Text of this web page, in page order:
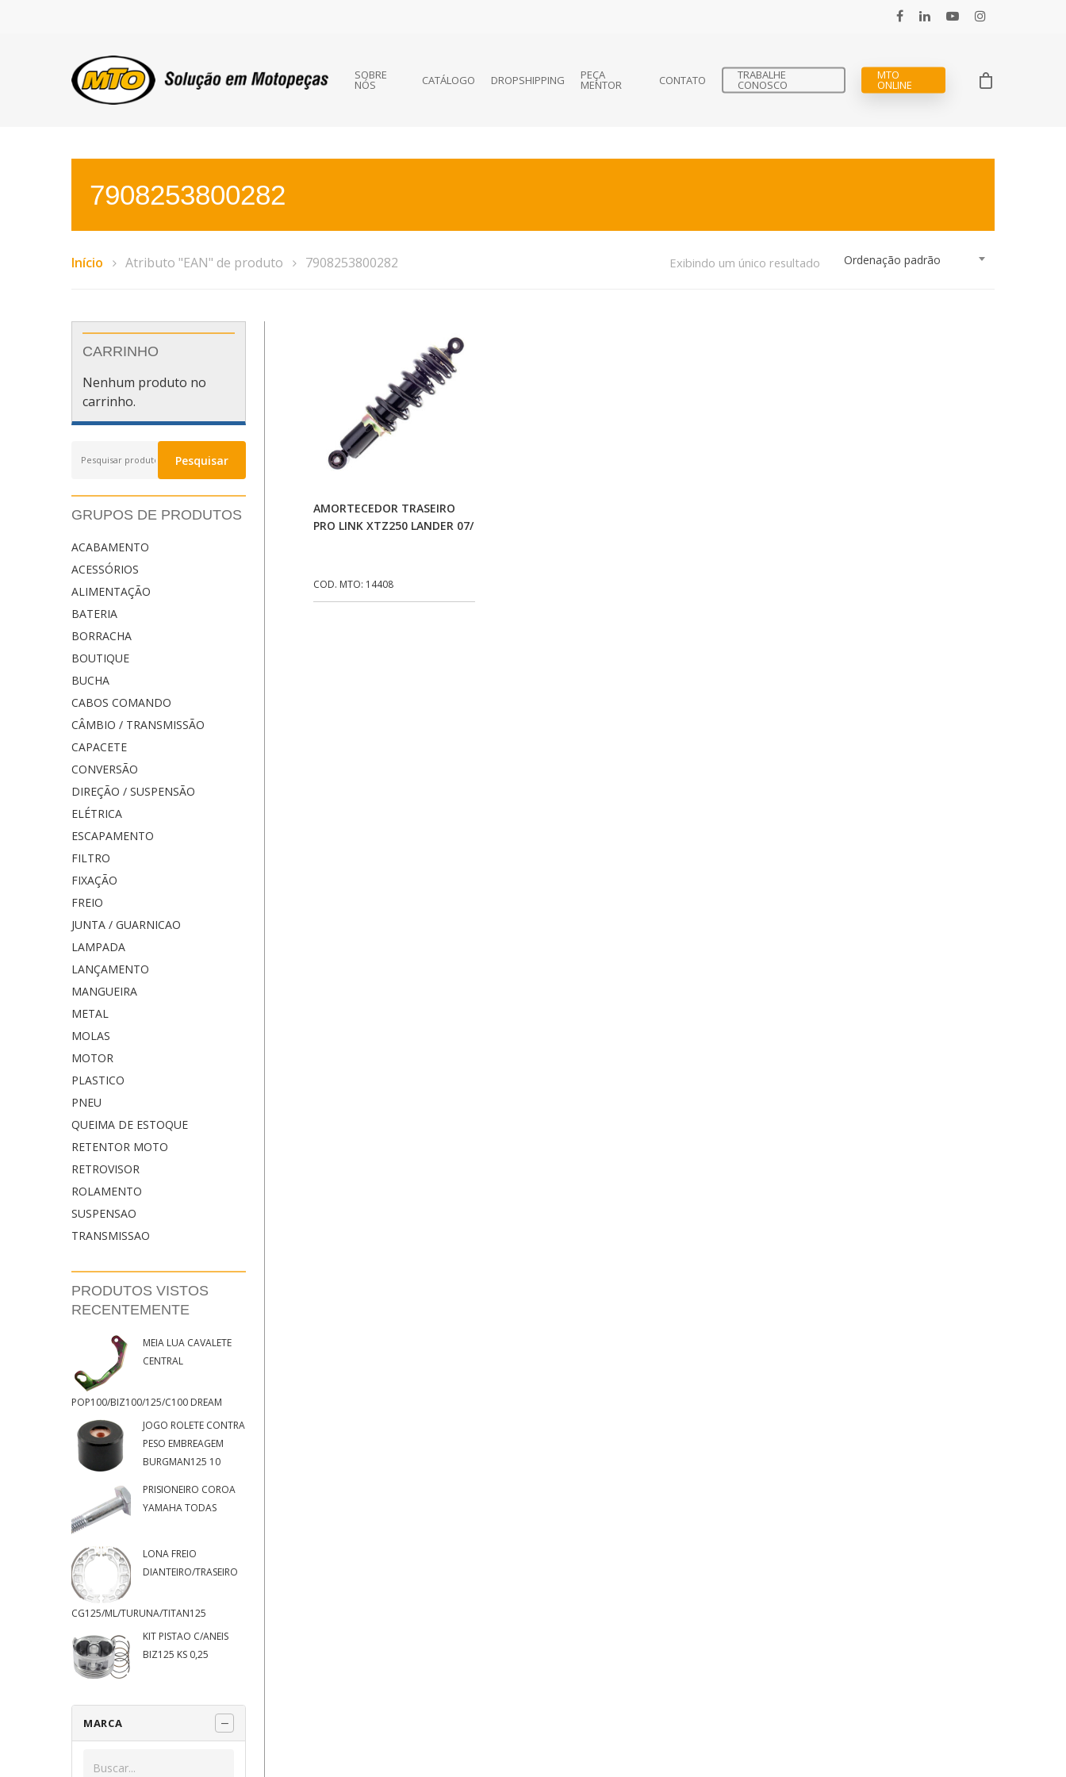
SOBRE
NÓS CATÁLOGO DROPSHIPPING PEÇA
MENTOR CONTATO TRABALHE
CONOSCO
MTO
ONLINE
7908253800282
Ordenação padrão
Exibindo um único resultado
Início Atributo "EAN" de produto 7908253800282
CARRINHO
Nenhum produto no
carrinho.
por:
Pesquisar
GRUPOS DE PRODUTOS
ACABAMENTO
ACESSÓRIOS
ALIMENTAÇÃO
BATERIA
BORRACHA
BOUTIQUE
BUCHA
CABOS COMANDO
CÂMBIO / TRANSMISSÃO
CAPACETE
CONVERSÃO
DIREÇÃO / SUSPENSÃO
ELÉTRICA
ESCAPAMENTO
FILTRO
FIXAÇÃO
FREIO
JUNTA / GUARNICAO
LAMPADA
LANÇAMENTO
MANGUEIRA
METAL
MOLAS
MOTOR
PLASTICO
PNEU
QUEIMA DE ESTOQUE
RETENTOR MOTO
RETROVISOR
ROLAMENTO
SUSPENSAO
TRANSMISSAO
PRODUTOS VISTOS
RECENTEMENTE
MEIA LUA CAVALETE
CENTRAL
POP100/BIZ100/125/C100 DREAM
JOGO ROLETE CONTRA
PESO EMBREAGEM
BURGMAN125 10
PRISIONEIRO COROA
YAMAHA TODAS
LONA FREIO
DIANTEIRO/TRASEIRO
CG125/ML/TURUNA/TITAN125
KIT PISTAO C/ANEIS
BIZ125 KS 0,25
MARCA
Adicionar Ao Carrinho
AMORTECEDOR TRASEIRO
PRO LINK XTZ250 LANDER 07/
COD. MTO: 14408